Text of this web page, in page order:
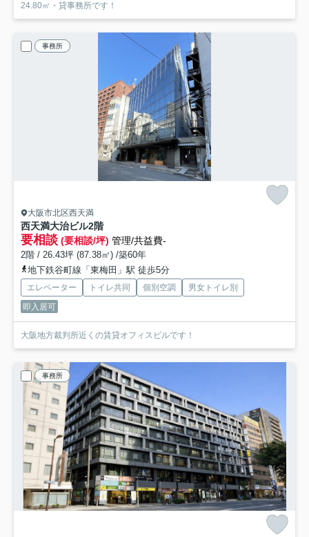
24.80㎡・貸事務所です！
事務所
大阪市北区西天満
西天満大治ビル2階
要相談 (要相談/坪) 管理/共益費-
2階 / 26.43坪 (87.38㎡) /築60年
地下鉄谷町線「東梅田」駅 徒歩5分
エレベーター トイレ共同 個別空調
男女トイレ別
即入居可
大阪地方裁判所近くの賃貸オフィスビルです！
事務所